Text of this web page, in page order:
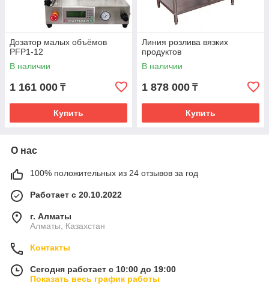
Дозатор малых объёмов
PFP1-12
В наличии
1 161 000 ₸
Купить
Линия розлива вязких
продуктов
В наличии
1 878 000 ₸
Купить
О нас
100% положительных из 24 отзывов за год
Работает с 20.10.2022
г. Алматы
Алматы, Казахстан
Контакты
Сегодня работает с 10:00 до 19:00
Показать весь график работы